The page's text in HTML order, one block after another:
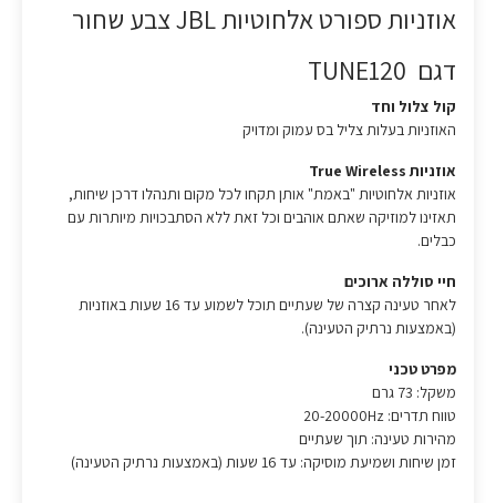
אוזניות ספורט אלחוטיות JBL צבע שחור
דגם TUNE120
קול צלול וחד
האוזניות בעלות צליל בס עמוק ומדויק
אוזניות True Wireless
אוזניות אלחוטיות "באמת" אותן תקחו לכל מקום ותנהלו דרכן שיחות,
תאזינו למוזיקה שאתם אוהבים וכל זאת ללא הסתבכויות מיותרות עם
כבלים.
חיי סוללה ארוכים
לאחר טעינה קצרה של שעתיים תוכל לשמוע עד 16 שעות באוזניות
(באמצעות נרתיק הטעינה).
מפרט טכני
משקל: 73 גרם
טווח תדרים: 20-20000Hz
מהירות טעינה: תוך שעתיים
זמן שיחות ושמיעת מוסיקה: עד 16 שעות (באמצעות נרתיק הטעינה)